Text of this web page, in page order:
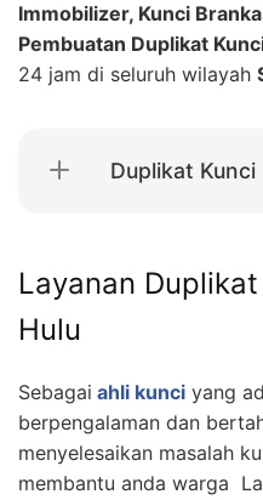
Immobilizer, Kunci
Pembuatan Duplikat
24 jam di seluruh wilayah
Duplikat Kunci
Layanan
Hulu
Sebagai ahli kunci yang
berpengalaman dan
menyelesaikan masalah
membantu anda warga